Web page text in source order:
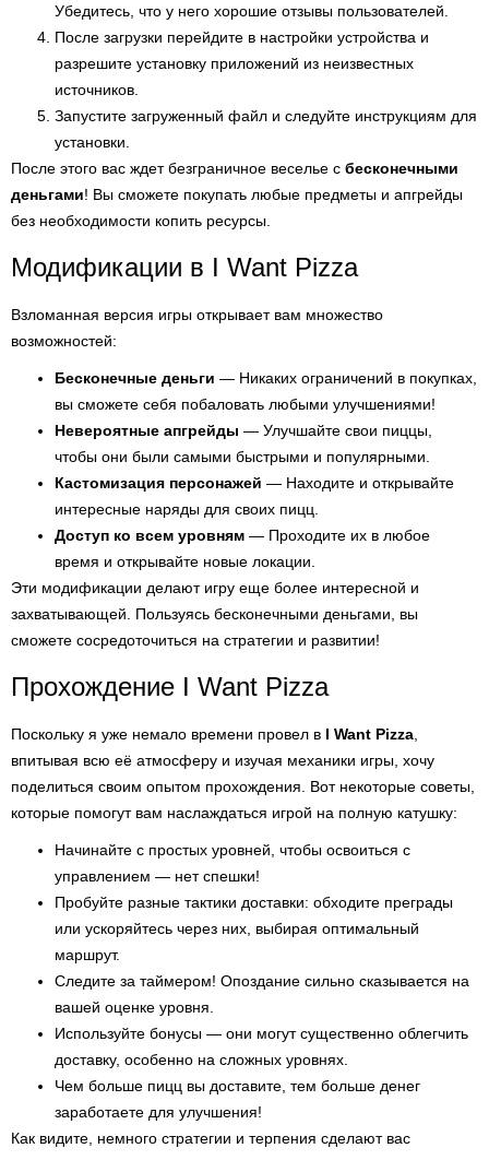
Убедитесь, что у него хорошие отзывы пользователей.
После загрузки перейдите в настройки устройства и
разрешите установку приложений из неизвестных
источников.
Запустите загруженный файл и следуйте инструкциям для
установки.
После этого вас ждет безграничное веселье с бесконечными
деньгами! Вы сможете покупать любые предметы и апгрейды
без необходимости копить ресурсы.
Модификации в I Want Pizza
Взломанная версия игры открывает вам множество
возможностей:
Бесконечные деньги — Никаких ограничений в покупках,
вы сможете себя побаловать любыми улучшениями!
Невероятные апгрейды — Улучшайте свои пиццы,
чтобы они были самыми быстрыми и популярными.
Кастомизация персонажей — Находите и открывайте
интересные наряды для своих пицц.
Доступ ко всем уровням — Проходите их в любое
время и открывайте новые локации.
Эти модификации делают игру еще более интересной и
захватывающей. Пользуясь бесконечными деньгами, вы
сможете сосредоточиться на стратегии и развитии!
Прохождение I Want Pizza
Поскольку я уже немало времени провел в I Want Pizza
впитывая всю её атмосферу и изучая механики игры, хочу
поделиться своим опытом прохождения. Вот некоторые советы,
которые помогут вам наслаждаться игрой на полную катушку:
Начинайте с простых уровней, чтобы освоиться с
управлением — нет спешки!
Пробуйте разные тактики доставки: обходите преграды
или ускоряйтесь через них, выбирая оптимальный
маршрут.
Следите за таймером! Опоздание сильно сказывается на
вашей оценке уровня.
Используйте бонусы — они могут существенно облегчить
доставку, особенно на сложных уровнях.
Чем больше пицц вы доставите, тем больше денег
заработаете для улучшения!
Как видите, немного стратегии и терпения сделают вас